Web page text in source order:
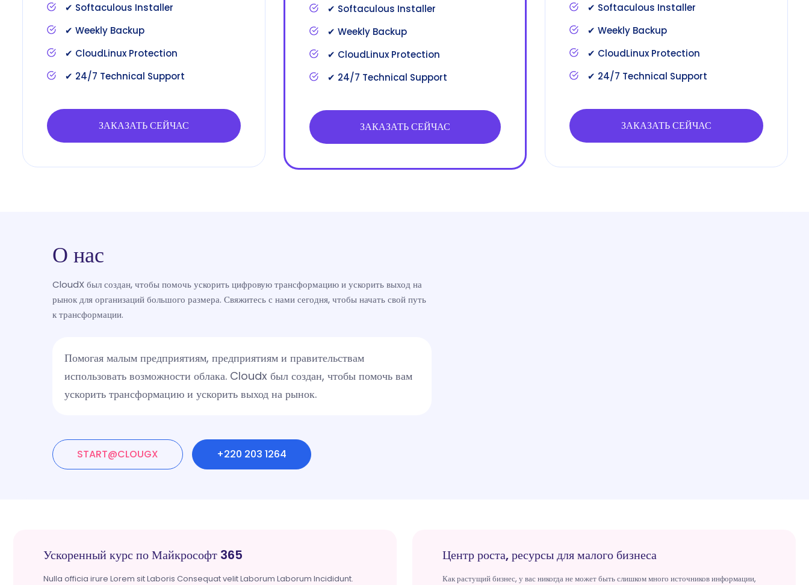
✔ Softaculous Installer
✔ Weekly Backup
✔ CloudLinux Protection
✔ 24/7 Technical Support
ЗАКАЗАТЬ СЕЙЧАС
✔ Softaculous Installer
✔ Weekly Backup
✔ CloudLinux Protection
✔ 24/7 Technical Support
ЗАКАЗАТЬ СЕЙЧАС
✔ Softaculous Installer
✔ Weekly Backup
✔ CloudLinux Protection
✔ 24/7 Technical Support
ЗАКАЗАТЬ СЕЙЧАС
О нас
CloudX был создан, чтобы помочь ускорить цифровую трансформацию и ускорить выход на
рынок для организаций большого размера. Свяжитесь с нами сегодня, чтобы начать свой путь
к трансформации.
Помогая малым предприятиям, предприятиям и правительствам
использовать возможности облака. Cloudx был создан, чтобы помочь вам
ускорить трансформацию и ускорить выход на рынок.
START@CLOUGX +220 203 1264
Ускоренный курс по Майкрософт 365
Nulla officia irure Lorem sit Laboris Consequat velit Laborum Laborum Incididunt.
Центр роста, ресурсы для малого бизнеса
Как растущий бизнес, у вас никогда не может быть слишком много источников информации,